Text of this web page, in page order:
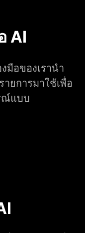
AI
มือของเรานำ
ยการมาใช้เพื่อ
ณ์แบบ